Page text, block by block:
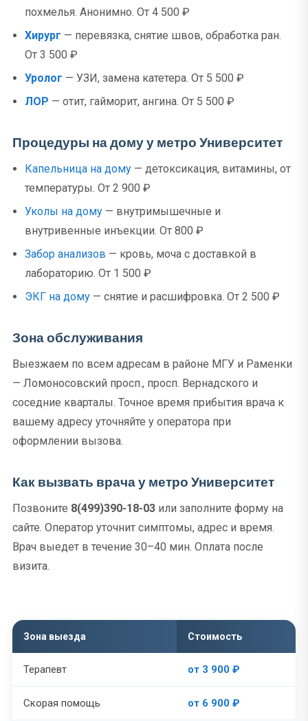
похмелья. Анонимно. От 4 500 ₽
Хирург — перевязка, снятие швов, обработка ран.
От 3 500 ₽
Уролог — УЗИ, замена катетера. От 5 500 ₽
ЛОР — отит, гайморит, ангина. От 5 500 ₽
Процедуры на дому у метро Университет
Капельница на дому — детоксикация, витамины, от
температуры. От 2 900 ₽
Уколы на дому — внутримышечные и
внутривенные инъекции. От 800 ₽
Забор анализов — кровь, моча с доставкой в
лабораторию. От 1 500 ₽
ЭКГ на дому — снятие и расшифровка. От 2 500 ₽
Зона обслуживания
Выезжаем по всем адресам в районе МГУ и Раменки
— Ломоносовский просп., просп. Вернадского и
соседние кварталы. Точное время прибытия врача к
вашему адресу уточняйте у оператора при
оформлении вызова.
Как вызвать врача у метро Университет
Позвоните 8(499)390-18-03 или заполните форму на
сайте. Оператор уточнит симптомы, адрес и время.
Врач выедет в течение 30–40 мин. Оплата после
визита.
Зона выезда Стоимость
Терапевт от 3 900 ₽
Скорая помощь от 6 900 ₽